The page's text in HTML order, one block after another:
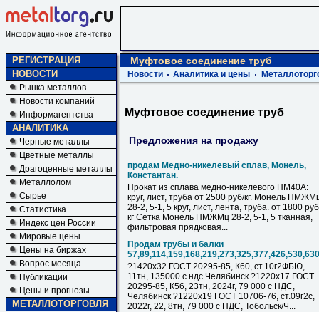
РЕГИСТРАЦИЯ
НОВОСТИ
Рынка металлов
Новости компаний
Информагентства
АНАЛИТИКА
Черные металлы
Цветные металлы
Драгоценные металлы
Металлолом
Сырье
Статистика
Индекс цен России
Мировые цены
Цены на биржах
Вопрос месяца
Публикации
Цены и прогнозы
МЕТАЛЛОТОРГОВЛЯ
Муфтовое соединение труб
Новости Аналитика и цены
Муфтовое соединение труб
Предложения на продажу
продам Медно-никелевый сплав, Монель,
Константан.
Прокат из сплава медно-никелевого НМ40А:
круг, лист, труба от 2500 руб/кг. Монель
28-2, 5-1, 5 круг, лист, лента, труба. от 1800
кг Сетка Монель НМЖМц 28-2, 5-1, 5 тканная,
фильтровая прядковая...
Продам трубы и балки
?1420х32 ГОСТ 20295-85, К60, ст.10г2ФБЮ,
11тн, 135000 с ндс Челябинск ?1220х17 ГОСТ
20295-85, К56, 23тн, 2024г, 79 000 с НДC,
Челябинск ?1220х19 ГОСТ 10706-76, ст.09г2с,
2022г, 22, 8тн, 79 000 с НДC, Тобольск/Ч...